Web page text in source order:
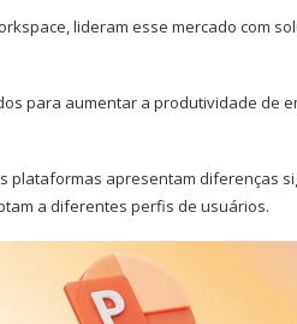
lideram esse mercado com
para aumentar a produtividade de
plataformas apresentam diferenças
a diferentes perfis de usuários.